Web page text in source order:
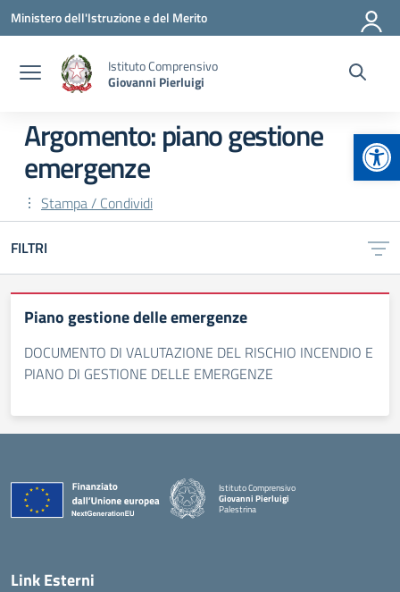
Vai ai contenuti
Vai al menu di navigazione
Vai al footer
Ministero dell'Istruzione e del Merito
Istituto Comprensivo
Giovanni Pierluigi
Argomento: piano gestione
emergenze
Stampa / Condividi
FILTRI
Piano gestione delle emergenze
DOCUMENTO DI VALUTAZIONE DEL RISCHIO INCENDIO E
PIANO DI GESTIONE DELLE EMERGENZE
Istituto Comprensivo
Giovanni Pierluigi
Palestrina
Link Esterni